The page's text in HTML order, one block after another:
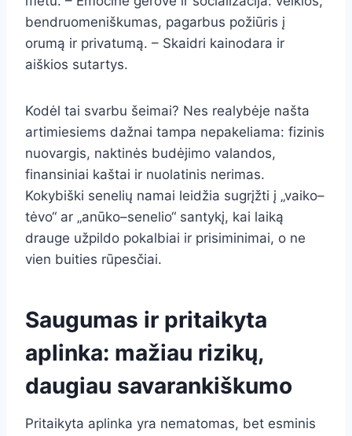
bendruomeniškumas, pagarbus požiūris į
orumą ir privatumą. – Skaidri kainodara ir
aiškios sutartys.
Kodėl tai svarbu šeimai? Nes realybėje našta
artimiesiems dažnai tampa nepakeliama: fizinis
nuovargis, naktinės budėjimo valandos,
finansiniai kaštai ir nuolatinis nerimas.
Kokybiški senelių namai leidžia sugrįžti į „vaiko–
tėvo“ ar „anūko–senelio“ santykį, kai laiką
drauge užpildo pokalbiai ir prisiminimai, o ne
vien buities rūpesčiai.
Saugumas ir pritaikyta
aplinka: mažiau rizikų,
daugiau savarankiškumo
Pritaikyta aplinka yra nematomas, bet esminis